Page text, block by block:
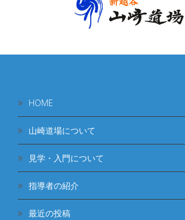
HOME
山崎道場について
見学・入門について
指導者の紹介
最近の投稿